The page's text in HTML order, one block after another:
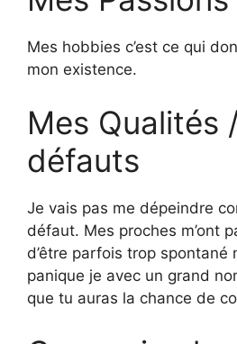
Mes hobbies c’est ce qui
mon existence.
Mes Qualités
défauts
Je vais pas me dépeindre
défaut. Mes proches m’ont
d’être parfois trop spontané
panique je avec un grand
que tu auras la chance de